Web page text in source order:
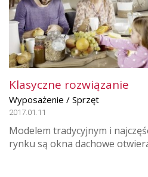
Klasyczne rozwiązanie
Wyposażenie / Sprzęt
2017.01.11
Modelem tradycyjnym i
rynku są okna dachowe